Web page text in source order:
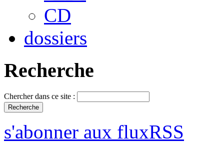
CD
dossiers
Recherche
Chercher dans ce site :
s'abonner aux fluxRSS